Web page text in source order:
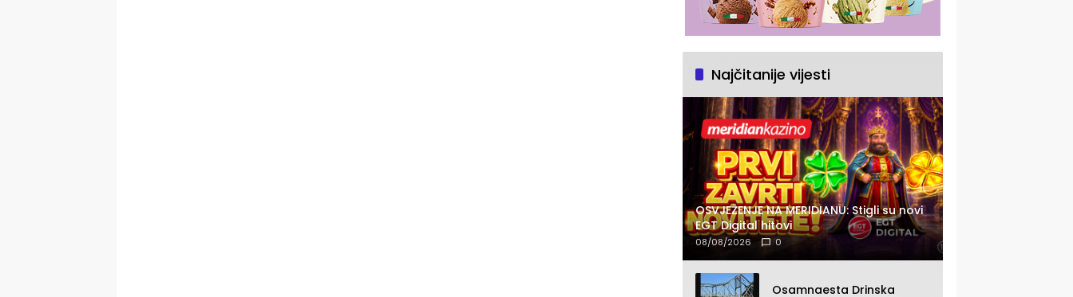
Najčitanije vijesti
OSVJEŽENJE NA MERIDIANU: Stigli su novi
EGT Digital hitovi
08/08/2026 0
Osamnaesta Drinska